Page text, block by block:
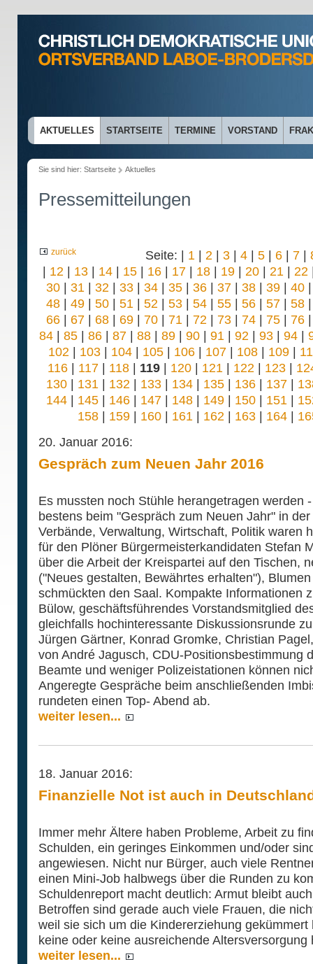
AKTUELLES STARTSEITE TERMINE VORSTAND
Sie sind hier: Startseite Aktuelles
Pressemitteilungen
zurück Seite: | 1 | 2 | 3 | 4 | 5 | 6 | 7 |
| 12 | 13| 14| 15| 16| 17| 18| 19| 20| 21 | 22
30| 31 | 32 | 33| 34| 35| 36| 37| 38| 39| 40
48| 49| 50| 51 | 52 | 53| 54| 55| 56| 57| 58
66| 67| 68| 69| 70| 71 | 72 | 73| 74| 75| 76
84| 85| 86| 87| 88| 89| 90| 91 | 92 | 93| 94|
102 | 103 | 104 | 105 | 106 | 107 | 108 | 109 |
116| 117| 118| 119| 120| 121 | 122 | 123|
130| 131 | 132 | 133| 134| 135| 136| 137|
144| 145| 146| 147| 148| 149| 150| 151 |
158| 159| 160| 161 | 162 | 163| 164|
20. Januar 2016:
Gespräch zum Neuen Jahr 2016
Es mussten noch Stühle herangetragen werden
bestens beim "Gespräch zum Neuen Jahr" in
Verbände, Verwaltung, Wirtschaft, Politik waren
für den Plöner Bürgermeisterkandidaten Stefan
über die Arbeit der Kreispartei auf den Tischen,
("Neues gestalten, Bewährtes erhalten"),
schmückten den Saal. Kompakte Informationen
Bülow, geschäftsführendes Vorstandsmitglied
gleichfalls hochinteressante Diskussionsrunde
Jürgen Gärtner, Konrad Gromke, Christian
von André Jagusch, CDU-Positionsbestimmung
Beamte und weniger Polizeistationen können
Angeregte Gespräche beim anschließenden
rundeten einen Top- Abend ab.
weiter lesen...
18. Januar 2016:
Finanzielle Not ist auch in
Immer mehr Ältere haben Probleme, Arbeit zu
Schulden, ein geringes Einkommen und/oder
angewiesen. Nicht nur Bürger, auch viele
einen Mini-Job halbwegs über die Runden zu
Schuldenreport macht deutlich: Armut bleibt
Betroffen sind gerade auch viele Frauen, die
weil sie sich um die Kindererziehung
keine oder keine ausreichende Altersversorgung
weiter lesen...